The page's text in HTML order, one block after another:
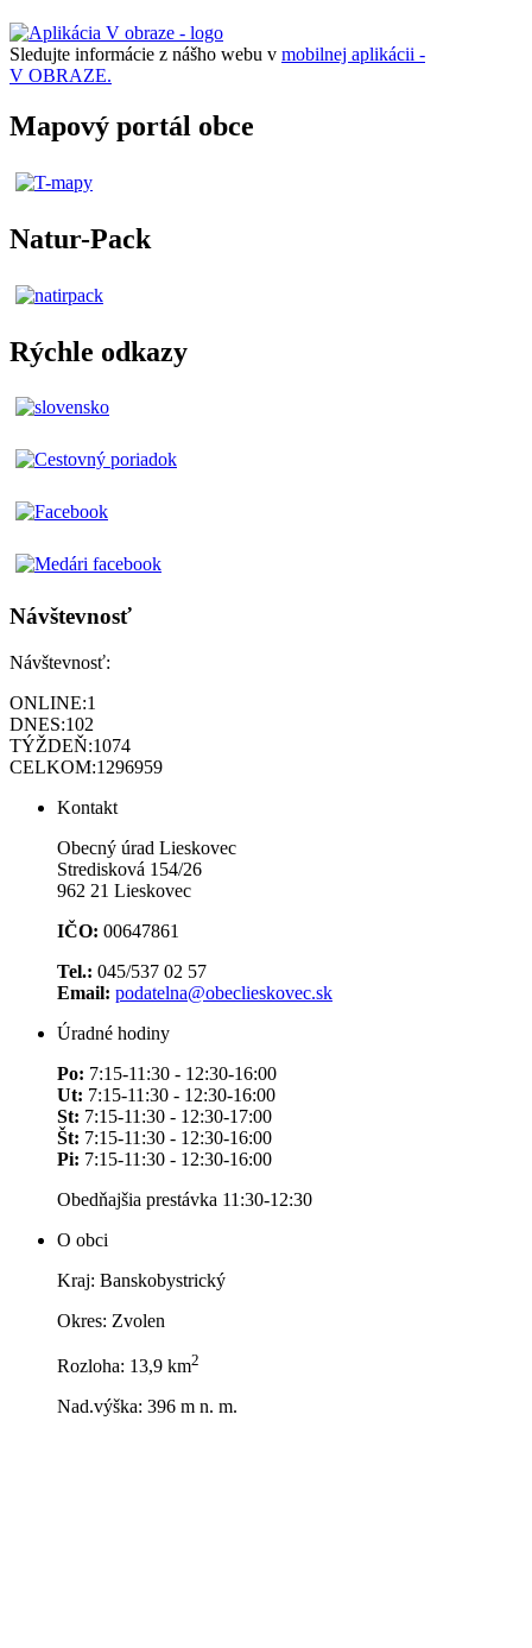
Sledujte informácie z nášho webu v mobilnej aplikácii -
V OBRAZE.
Mapový portál obce
Natur-Pack
Rýchle odkazy
Návštevnosť
Návštevnosť:
ONLINE:1
DNES:102
TÝŽDEŇ:1074
CELKOM:1296959
Kontakt
Obecný úrad Lieskovec
Stredisková 154/26
962 21 Lieskovec
IČO: 00647861
Tel.: 045/537 02 57
Email: podatelna@obeclieskovec.sk
Úradné hodiny
Po: 7:15-11:30 - 12:30-16:00
Ut: 7:15-11:30 - 12:30-16:00
St: 7:15-11:30 - 12:30-17:00
Št: 7:15-11:30 - 12:30-16:00
Pi: 7:15-11:30 - 12:30-16:00
Obedňajšia prestávka 11:30-12:30
O obci
Kraj: Banskobystrický
Okres: Zvolen
Rozloha: 13,9 km2
Nad.výška: 396 m n. m.